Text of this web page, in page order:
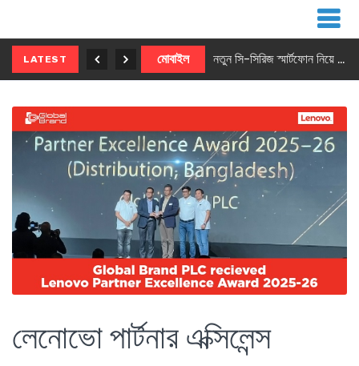
LATEST মোবাইল নতুন সি-সিরিজ স্মার্টফোন নিয়ে আসছে রিয়েলমি
লেনোভো পার্টনার এক্সিলেন্স